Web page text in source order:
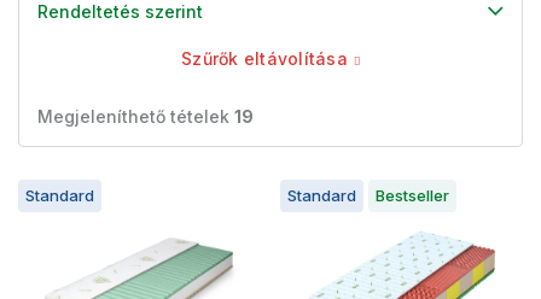
Rendeltetés szerint
Szűrők eltávolítása
Megjeleníthető tételek 19
T
eStandard Standard Bestseller